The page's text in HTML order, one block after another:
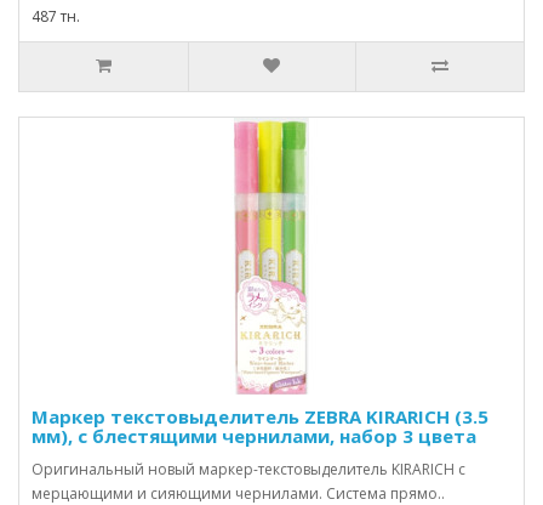
487 тн.
Маркер текстовыделитель ZEBRA KIRARICH (3.5
мм), с блестящими чернилами, набор 3 цвета
Оригинальный новый маркер-текстовыделитель KIRARICH с
мерцающими и сияющими чернилами. Система прямо..